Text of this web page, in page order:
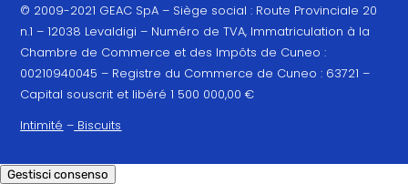
© 2009-2021 GEAC SpA – Siège social : Route Provinciale 20
n.1 – 12038 Levaldigi – Numéro de TVA, Immatriculation à la
Chambre de Commerce et des Impôts de Cuneo :
00210940045 – Registre du Commerce de Cuneo : 63721 –
Capital souscrit et libéré 1 500 000,00 €
Intimité – Biscuits
Gestisci consenso